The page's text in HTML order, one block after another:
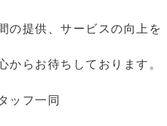
の提供、サービスの向上を
からお待ちしております。
フ一同